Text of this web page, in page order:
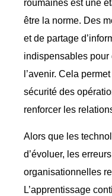
roumaines est une
être la norme. Des
et de partage
indispensables pour
l’avenir. Cela
sécurité des
renforcer les
Alors que les
d’évoluer, les
organisationnelles
L’apprentissage